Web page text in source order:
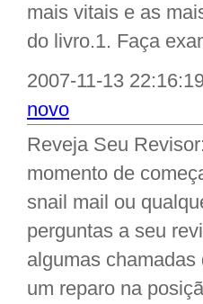
mais vitais e as
do livro.1. Faça
2007-11-13
novo
Reveja Seu
momento de
snail mail ou
perguntas a seu
algumas
um reparo na